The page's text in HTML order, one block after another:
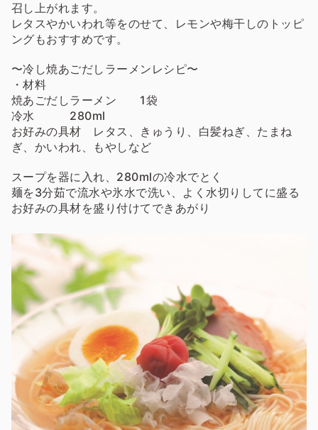
召し上がれます。
レタスやかいわれ等をのせて、レモンや梅干しのトッピ
ングもおすすめです。
〜冷し焼あごだしラーメンレシピ〜
・材料
焼あごだしラーメン 1袋
冷水 280ml
お好みの具材 レタス、きゅうり、白髪ねぎ、たまね
ぎ、かいわれ、もやしなど
スープを器に入れ、280mlの冷水でとく
麺を3分茹で流水や氷水で洗い、よく水切りしてに盛る
お好みの具材を盛り付けてできあがり